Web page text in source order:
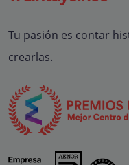
Tu pasión es contar
crearlas.